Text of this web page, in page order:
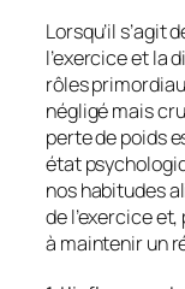
Lorsqu’il s’agit
l’exercice et la
rôles
négligé mais
perte de poids
état
nos habitudes
de l’exercice
à maintenir un